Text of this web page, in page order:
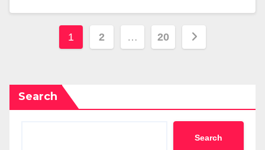
Posts
1 2 … 20
Search
Search